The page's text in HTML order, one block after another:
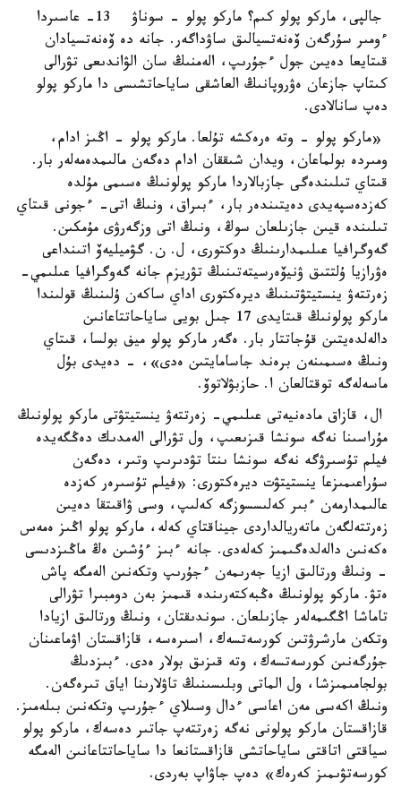
جالپى، ماركو پولو كىم؟ ماركو پولو - سوناۋ 13- عاسىردا
ءومىر سۇرگەن ۆەنەتسيالىق ساۋداگەر. جانە دە ۆەنەتسيادان
قىتايعا دەيىن جول ءجۇرىپ، الەمنىڭ سان الۋاندىعى تۋرالى
كىتاپ جازعان ەۋروپانىڭ العاشقى ساياحاتشىسى دا ماركو پولو
دەپ سانالادى.
«ماركو پولو - وتە ەرەكشە تۇلعا. ماركو پولو - اڭىز ادام،
ومىردە بولماعان، ويدان شىققان ادام دەگەن مالىمدەمەلەر بار.
قىتاي تىلىندەگى جازبالاردا ماركو پولونىڭ ەسىمى مۇلدە
كەزدەسپەيدى دەيتىندەر بار، ءبىراق، ونىڭ اتى- ءجونى قىتاي
تىلىندە قيىن جازىلعان سوڭ، ونىڭ اتى وزگەرۋى مۇمكىن.
گەوگرافيا عىلىمدارىنىڭ دوكتورى، ل. ن. گۋميليەۆ اتىنداعى
ەۋرازيا ۇلتتىق ۋنيۆەرسيتەتىنىڭ تۋريزم جانە گەوگرافيا عىلىمي-
زەرتتەۋ ينستيتۋتىنىڭ ديرەكتورى اداي ساكەن ۇلىنىڭ قولىندا
ماركو پولونىڭ قىتايدى 17 جىل بويى ساياحاتتاعانىن
دالەلدەيتىن قۇجاتتار بار. ەگەر ماركو پولو ميف بولسا، قىتاي
ونىڭ ەسىمىنەن برەند جاسامايتىن ەدى»، - دەيدى بۇل
ماسەلەگە توقتالعان ا. حازبۋلاتوۆ.
ال، قازاق مادەنيەتى عىلىمي- زەرتتەۋ ينستيتۋتى ماركو پولونىڭ
مۇراسىنا نەگە سونشا قىزىعىپ، ول تۋرالى الەمدىك دەڭگەيدە
فيلم تۇسىرۋگە نەگە سونشا ىنتا تۋدىرىپ وتىر، دەگەن
سۇراعىمىزعا ينستيتۋت ديرەكتورى: «فيلم تۇسىرەر كەزدە
عالىمدارمەن ءبىر كەلىسسوزگە كەلىپ، وسى ۋاقىتقا دەيىن
زەرتتەلگەن ماتەريالداردى جيناقتاي كەلە، ماركو پولو اڭىز ەمەس
ەكەنىن دالەلدەگىمىز كەلەدى. جانە ءبىز ءۇشىن ەڭ ماڭىزدىسى
- ونىڭ ورتالىق ازيا جەرىمەن ءجۇرىپ وتكەنىن الەمگە پاش
ەتۋ. ماركو پولونىڭ ەڭبەكتەرىندە قىمىز بەن دومبىرا تۋرالى
تاماشا اڭگىمەلەر جازىلعان. سوندىقتان، ونىڭ ورتالىق ازيادا
وتكەن مارشرۋتىن كورسەتسەك، اسىرەسە، قازاقستان اۋماعىنان
جۇرگەنىن كورسەتسەك، وتە قىزىق بولار ەدى. ءبىزدىڭ
بولجامىمىزشا، ول الماتى وبلىسىنىڭ تاۋلارىنا اياق تىرەگەن.
ونىڭ اكەسى مەن اعاسى ءدال وسىلاي ءجۇرىپ وتكەنىن بىلەمىز.
قازاقستان ماركو پولونى نەگە زەرتتەپ جاتىر دەسەك، ماركو پولو
سياقتى اتاقتى ساياحاتشى قازاقستانعا دا ساياحاتتاعانىن الەمگە
كورسەتۋىمىز كەرەك» دەپ جاۋاپ بەردى.